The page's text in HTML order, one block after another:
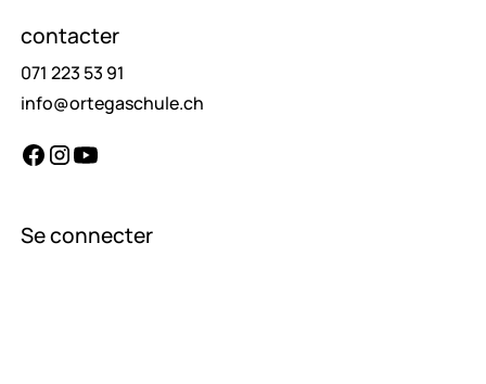
contacter
071 223 53 91
info@ortegaschule.ch
Se connecter